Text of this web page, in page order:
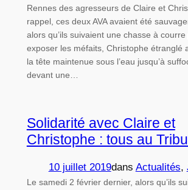
Rennes des agresseurs de Claire et
rappel, ces deux AVA avaient été
alors qu’ils suivaient une chasse à courre
exposer les méfaits, Christophe étranglé
la tête maintenue sous l’eau jusqu’à
devant une…
Solidarité avec Claire et
Christophe : tous au
10 juillet 2019dans Actualités,
Le samedi 2 février dernier, alors qu’ils